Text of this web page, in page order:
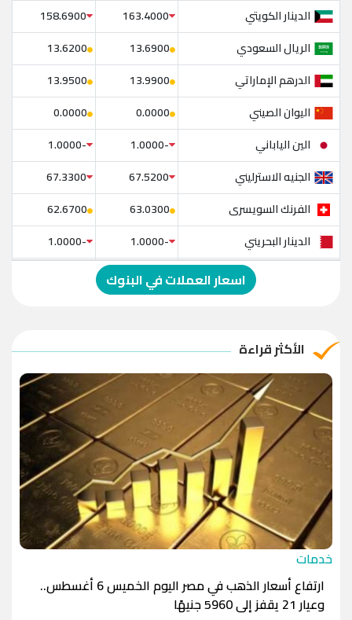
الدينار الكويتي 163.4000
158.6900
الريال السعودي
13.6900
13.6200
الدرهم الإماراتي
13.9900
13.9500
اليوان الصيني
0.0000
0.0000
الين الياباني
-1.0000
-1.0000
الجنيه الاسترليني
67.5200
67.3300
الفرنك السويسرى
63.0300
62.6700
الدينار البحريني
-1.0000
-1.0000
الدولار الإسترالي
-1.0000
الريال القطري
الدينار الأردني
-1.0000
-1.0000
اسعار العملات في البنوك
الأكثر قراءة
خدمات
ارتفاع أسعار الذهب في مصر اليوم الخميس 6 أغسطس..
وعيار 21 يقفز إلى 5960 جنيهًا